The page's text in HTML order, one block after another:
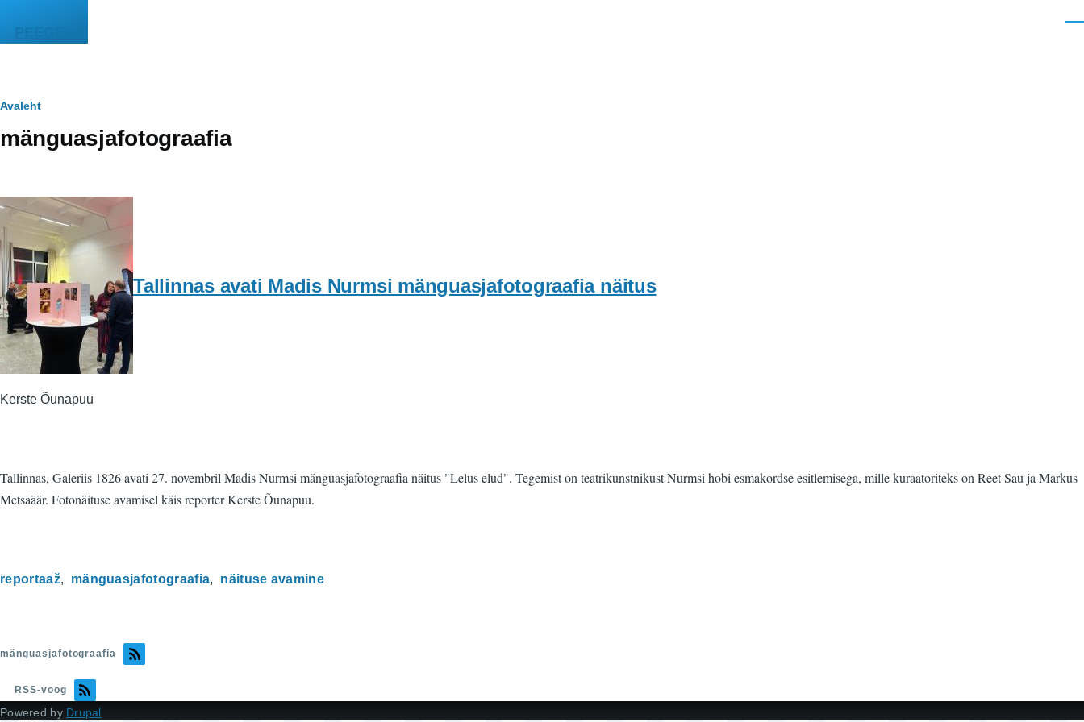
PEEGEL
Leivapuru
Avaleht
mänguasjafotograafia
Tallinnas avati Madis Nurmsi mänguasjafotograafia näitus
Kerste Õunapuu
Tallinnas, Galeriis 1826 avati 27. novembril Madis Nurmsi mänguasjafotograafia näitus "Lelus elud". Tegemist on teatrikunstnikust Nurmsi hobi esmakordse esitlemisega, mille kuraatoriteks on Reet Sau ja Markus
Metsaäär. Fotonäituse avamisel käis reporter Kerste Õunapuu.
reportaaž mänguasjafotograafia näituse avamine
mänguasjafotograafia
RSS-voog
Powered by Drupal